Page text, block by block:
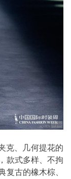
克、几何提花的
款式多样、不拘
复古的橡木棕、